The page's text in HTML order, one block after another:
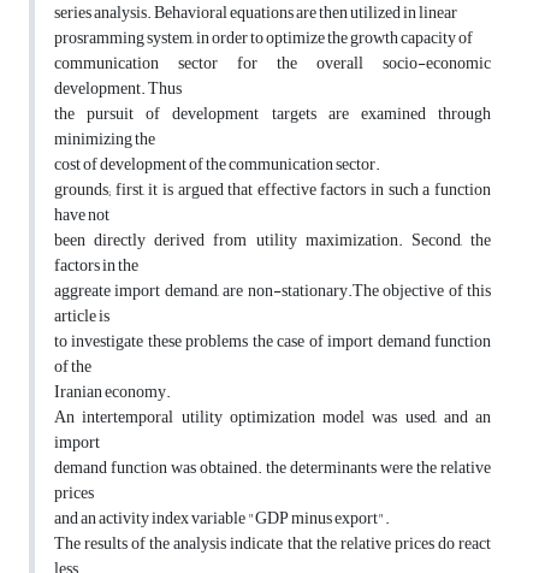
series analysis. Behavioral equations are then utilized in linear
prosramming system, in order to optimize the growth capacity of
communication sector for the overall socio-economic
development. Thus
the pursuit of development targets are examined through
minimizing the
cost of development of the communication sector.
grounds; first, it is argued that effective factors in such a function
have not
been directly derived from utility maximization. Second, the
factors in the
aggreate import demand, are non-stationary.The objective of this
article is
to investigate these problems the case of import demand function
of the
Iranian economy.
An intertemporal utility optimization model was used, and an
import
demand function was obtained. the determinants were the relative
prices
and an activity index variable "GDP minus export".
The results of the analysis indicate that the relative prices do react